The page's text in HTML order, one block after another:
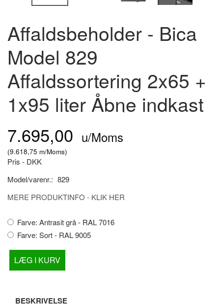
Affaldsbeholder - Bica
Model 829
Affaldssortering 2x65 +
1x95 liter Åbne indkast
7.695,00 u/Moms
(9.618,75 m/Moms)
Pris - DKK
Model/varenr.: 829
MERE PRODUKTINFO - KLIK HER
Farve: Antrasit grå - RAL 7016
Farve: Sort - RAL 9005
LÆG I KURV
BESKRIVELSE